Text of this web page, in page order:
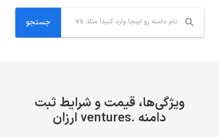
ویژگی‌ها، قیمت و شرایط ثبت
دامنه .ventures ارزان